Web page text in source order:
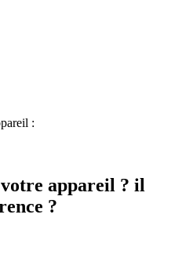
:
appareil ? il
?